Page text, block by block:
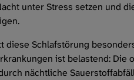
unter Stress setzen und
diese Schlafstörung
ist belastend: Die
nächtliche